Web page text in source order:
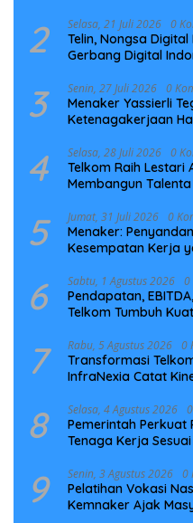
2 Selasa, 21 Juli 2026 0
Telin, Nongsa
Gerbang Digital
3 Senin, 27 Juli 2026 0
Menaker Yassierli
Ketenagakerjaan
4 Selasa, 28 Juli 2026 0
Telkom Raih Lestari
Membangun
5 Jumat, 31 Juli 2026 0
Menaker:
Kesempatan Kerja
6 Sabtu, 1 Agustus 2026 0
Pendapatan,
Telkom Tumbuh
7 Rabu, 5 Agustus 2026 0
Transformasi
InfraNexia Catat
8 Selasa, 4 Agustus 2026
Pemerintah
Tenaga Kerja
9 Senin, 3 Agustus 2026 0
Pelatihan Vokasi
Kemnaker Ajak